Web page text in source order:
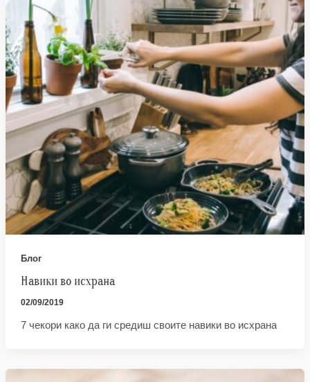
Блог
Навики во исхрана
02/09/2019
7 чекори како да ги средиш своите навики во исхрана